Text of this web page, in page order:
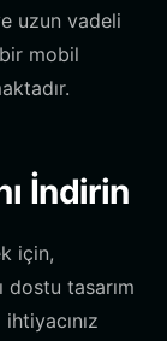
uzun vadeli
mobil
İndirin
için,
dostu tasarım